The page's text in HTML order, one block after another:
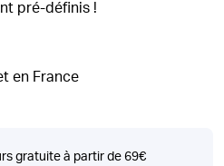
pré-définis !
en France
gratuite à partir de 69€